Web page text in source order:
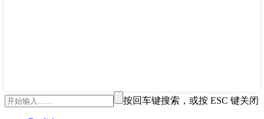
按回车键搜索，或按 ESC 键关闭